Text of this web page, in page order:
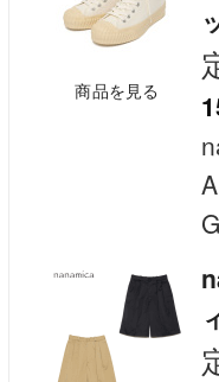
商品を見る